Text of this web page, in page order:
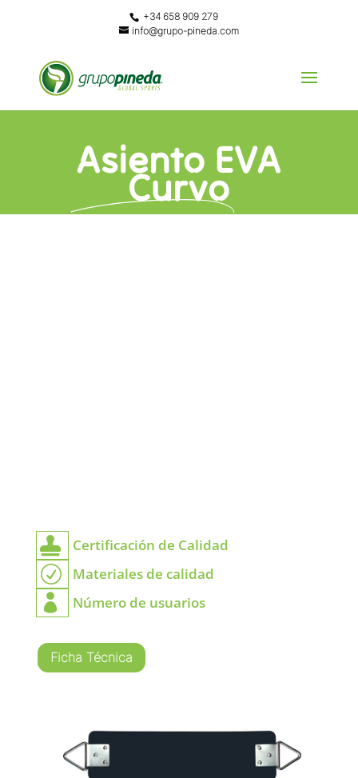
+34 658 909 279
info@grupo-pineda.com
Asiento EVA
Curvo
 Certificación de Calidad
R Materiales de calidad
 Número de usuarios
Ficha Técnica